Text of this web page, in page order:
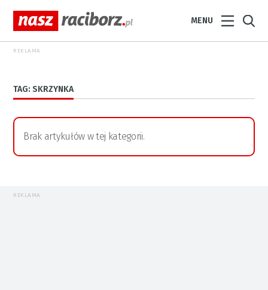
MENU
REKLAMA
TAG: SKRZYNKA
Brak artykułów w tej kategorii.
REKLAMA